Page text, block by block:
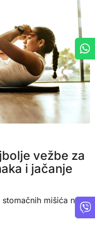
vežbe za
i jačanje
mišića na